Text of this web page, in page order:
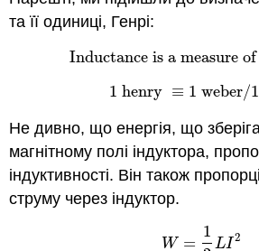
та її одиниці, Генрі:
Inductance is a measure
(9.2.4)Inductance is a
1 henry ≡ 1 weber/1
(9.2.5)1henry ≡1
Не дивно, що енергія, що
магнітному полі індуктора,
індуктивності. Він також
струму через індуктор.
W =
1
LI2
(9.2.6) W=1 2L